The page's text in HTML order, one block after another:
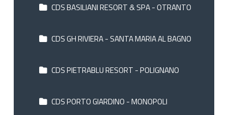
CDS BASILIANI RESORT & SPA - OTRANTO
CDS GH RIVIERA - SANTA MARIA AL BAGNO
CDS PIETRABLU RESORT - POLIGNANO
CDS PORTO GIARDINO - MONOPOLI